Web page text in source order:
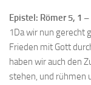
Epistel: Römer 5, 1 –
1Da wir nun gerecht
Frieden mit Gott
haben wir auch den
stehen, und rühmen